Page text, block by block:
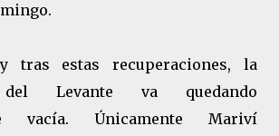
tras estas recuperaciones, la
del Levante va quedando
vacía. Únicamente Mariví